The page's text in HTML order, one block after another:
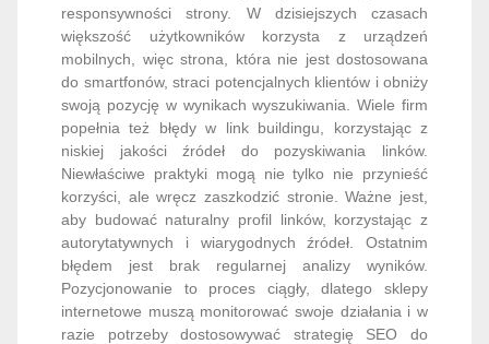
responsywności strony. W dzisiejszych czasach
większość użytkowników korzysta z urządzeń
mobilnych, więc strona, która nie jest dostosowana
do smartfonów, straci potencjalnych klientów i obniży
swoją pozycję w wynikach wyszukiwania. Wiele firm
popełnia też błędy w link buildingu, korzystając z
niskiej jakości źródeł do pozyskiwania linków.
Niewłaściwe praktyki mogą nie tylko nie przynieść
korzyści, ale wręcz zaszkodzić stronie. Ważne jest,
aby budować naturalny profil linków, korzystając z
autorytatywnych i wiarygodnych źródeł. Ostatnim
błędem jest brak regularnej analizy wyników.
Pozycjonowanie to proces ciągły, dlatego sklepy
internetowe muszą monitorować swoje działania i w
razie potrzeby dostosowywać strategię SEO do